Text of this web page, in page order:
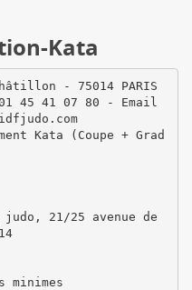
Kata
- 75014 PARIS
45 41 07 80 - Email
Kata (Coupe + Grad
21/25 avenue de